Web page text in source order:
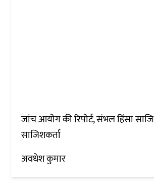
जांच आयोग की रिपोर्ट, संभल हिंसा
साजिशकर्ता
अवधेश कुमार